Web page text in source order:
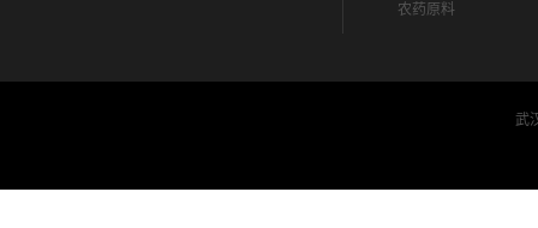
农药原料
武